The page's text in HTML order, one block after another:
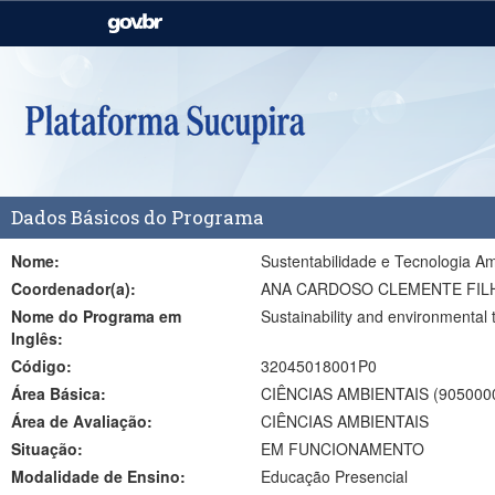
Casa Civil
Pecuária e Abastecimento
Dados Básicos do Programa
Nome:
Sustentabilidade e Tecnologia
Coordenador(a):
ANA CARDOSO CLEMENTE
Nome do Programa em
Inglês:
Sustainability and environmental
Código:
32045018001P0
Área Básica:
CIÊNCIAS AMBIENTAIS
Área de Avaliação:
CIÊNCIAS AMBIENTAIS
Situação:
EM FUNCIONAMENTO
Modalidade de Ensino:
Educação Presencial